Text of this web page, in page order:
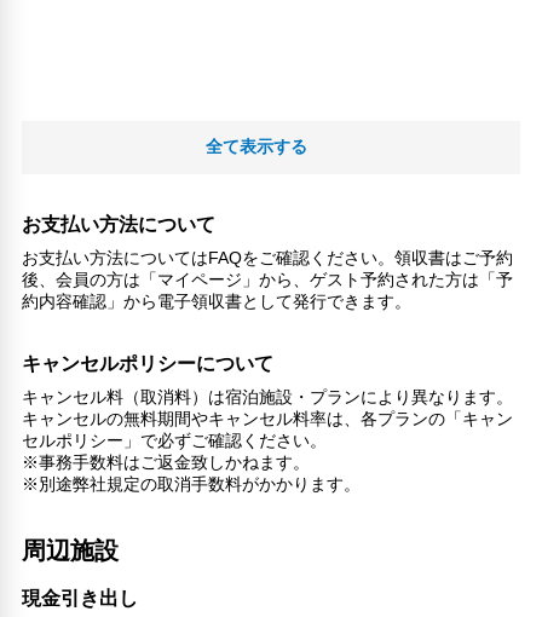
全て表示する
お支払い方法について
お支払い方法についてはFAQをご確認ください。領収書はご予約
後、会員の方は「マイページ」から、ゲスト予約された方は「予
約内容確認」から電子領収書として発行できます。
キャンセルポリシーについて
キャンセル料（取消料）は宿泊施設・プランにより異なります。
キャンセルの無料期間やキャンセル料率は、各プランの「キャン
セルポリシー」で必ずご確認ください。
※事務手数料はご返金致しかねます。
※別途弊社規定の取消手数料がかかります。
周辺施設
現金引き出し